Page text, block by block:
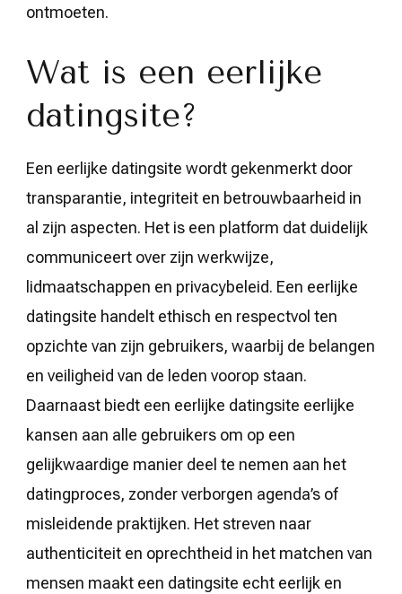
ontmoeten.
Wat is een eerlijke
datingsite?
Een eerlijke datingsite wordt gekenmerkt door
transparantie, integriteit en betrouwbaarheid in
al zijn aspecten. Het is een platform dat duidelijk
communiceert over zijn werkwijze,
lidmaatschappen en privacybeleid. Een eerlijke
datingsite handelt ethisch en respectvol ten
opzichte van zijn gebruikers, waarbij de belangen
en veiligheid van de leden voorop staan.
Daarnaast biedt een eerlijke datingsite eerlijke
kansen aan alle gebruikers om op een
gelijkwaardige manier deel te nemen aan het
datingproces, zonder verborgen agenda’s of
misleidende praktijken. Het streven naar
authenticiteit en oprechtheid in het matchen van
mensen maakt een datingsite echt eerlijk en